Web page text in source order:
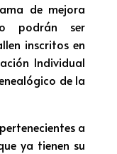
de mejora
podrán ser
inscritos en
Individual
de la
a
ya tienen su